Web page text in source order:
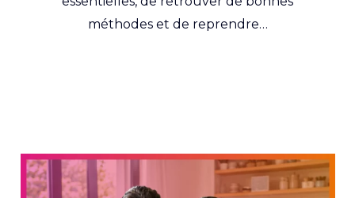
méthodes et de reprendre…